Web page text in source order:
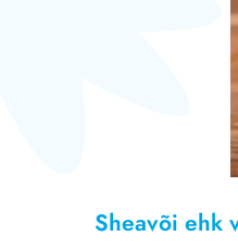
Sheavõi ehk